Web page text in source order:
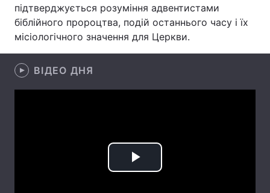
Техно і зв'язок Лайт
Зброя Інциденти
Здоров'я
Цікавинки Погода
підтверджується розуміння адвентистами
біблійного пророцтва, подій останнього часу і їх
місіологічного значення для Церкви.
ВІДЕО ДНЯ
Play